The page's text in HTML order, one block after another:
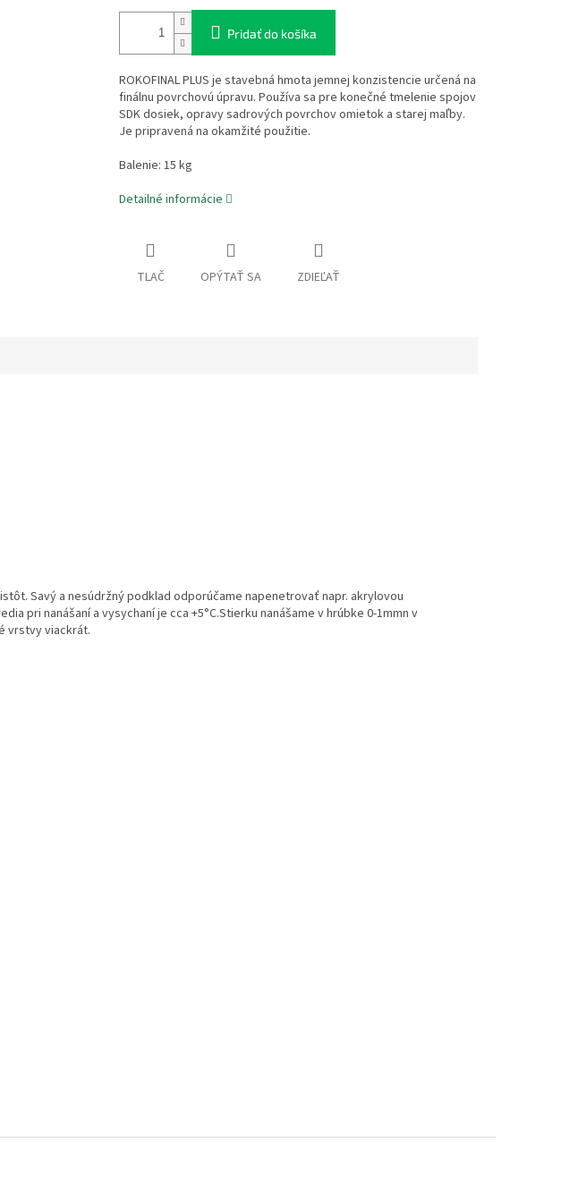
Pridať do košíka
ROKOFINAL PLUS je stavebná hmota jemnej konzistencie určená na
finálnu povrchovú úpravu. Používa sa pre konečné tmelenie spojov
SDK dosiek, opravy sadrových povrchov omietok a starej maľby.
Je pripravená na okamžité použitie.
Balenie: 15 kg
Detailné informácie
TLAČ OPÝTAŤ SA ZDIEĽAŤ
Savý a nesúdržný podklad odporúčame napenetrovať napr. akrylovou
pri nanášaní a vysychaní je cca +5°C.Stierku nanášame v hrúbke 0-1mmn v
vrstvy viackrát.